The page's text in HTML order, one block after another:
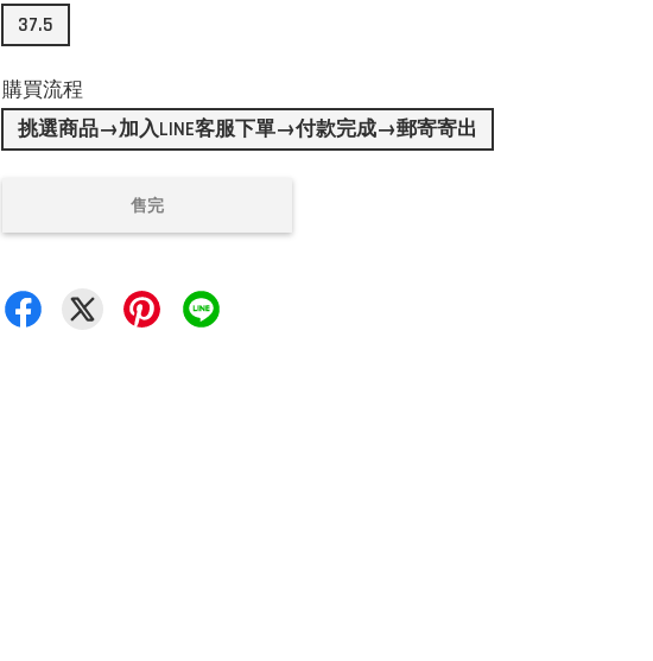
37.5
購買流程
挑選商品→加入LINE客服下單→付款完成→郵寄寄出
售完